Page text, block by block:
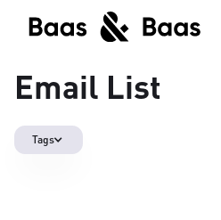
Email List
Tags